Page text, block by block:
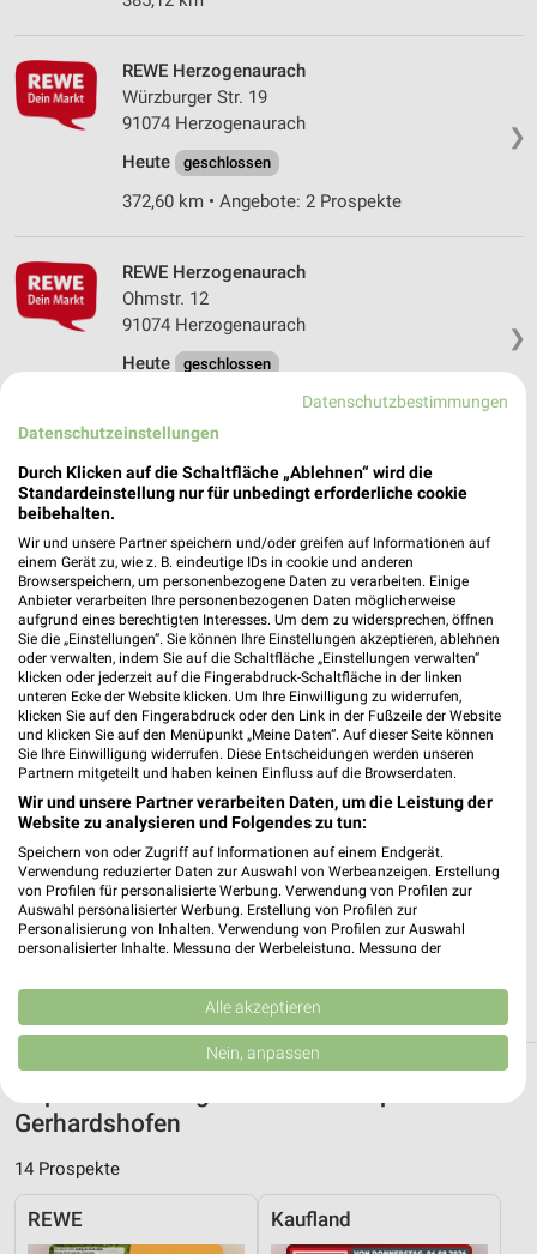
❯
REWE Herzogenaurach
Würzburger Str. 19
91074 Herzogenaurach
Heute
geschlossen
372,60 km • Angebote: 2 Prospekte
❯
REWE Herzogenaurach
Ohmstr. 12
91074 Herzogenaurach
Heute
geschlossen
371,32 km • Angebote: 2 Prospekte
Massak Schlüsselfeld
Bamberger Str. 38
Heute
geschlossen
362,77 km • Angebote: 1 Prospekt
Edeka Massak Schlüsselfeld
Tannenberg 2
96132 Schlüsselfeld
Heute geschlossen
362,80 km
REWE Adelsdorf
Hochstr. 21
91325 Adelsdorf
359,36 km • Angebote: 2 Prospekte
Gerhardshofen
14 Prospekte
REWE Kaufland
Datenschutzbestimmungen
Datenschutzeinstellungen
Durch Klicken auf die Schaltfläche „Ablehnen“ wird die
Standardeinstellung nur für unbedingt erforderliche cookie
beibehalten.
Wir und unsere Partner speichern und/oder greifen auf Informationen auf
einem Gerät zu, wie z. B. eindeutige IDs in cookie und anderen
Browserspeichern, um personenbezogene Daten zu verarbeiten. Einige
Anbieter verarbeiten Ihre personenbezogenen Daten möglicherweise
aufgrund eines berechtigten Interesses. Um dem zu widersprechen, öffnen
Sie die „Einstellungen“. Sie können Ihre Einstellungen akzeptieren, ablehnen
oder verwalten, indem Sie auf die Schaltfläche „Einstellungen verwalten“
klicken oder jederzeit auf die Fingerabdruck-Schaltfläche in der linken
unteren Ecke der Website klicken. Um Ihre Einwilligung zu widerrufen,
klicken Sie auf den Fingerabdruck oder den Link in der Fußzeile der Website
und klicken Sie auf den Menüpunkt „Meine Daten“. Auf dieser Seite können
Sie Ihre Einwilligung widerrufen. Diese Entscheidungen werden unseren
Partnern mitgeteilt und haben keinen Einfluss auf die Browserdaten.
Wir und unsere Partner verarbeiten Daten, um die Leistung der
Website zu analysieren und Folgendes zu tun:
Speichern von oder Zugriff auf Informationen auf einem Endgerät.
Verwendung reduzierter Daten zur Auswahl von Werbeanzeigen. Erstellung
von Profilen für personalisierte Werbung. Verwendung von Profilen zur
Auswahl personalisierter Werbung. Erstellung von Profilen zur
Personalisierung von Inhalten. Verwendung von Profilen zur Auswahl
personalisierter Inhalte. Messung der Werbeleistung. Messung der
Kombinationen von Daten aus verschiedenen Quellen. Entwicklung und
Verbesserung der Angebote. Verwendung reduzierter Daten zur Auswahl
von Inhalten.
Daten können außerhalb der Europäischen Union weitergegeben und in die
Website/App.
Partnerliste anzeigen (1 IAB-Anbieter)
Wir nutzen Ihre Daten für folgende Zwecke:
Alle akzeptieren
Nein, anpassen